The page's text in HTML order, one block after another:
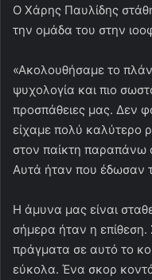
Ο Χάρης Παυλίδης
την ομάδα του στην
«Ακολουθήσαμε το
ψυχολογία και πιο
προσπάθειες μας. Δεν
είχαμε πολύ καλύτερο
στον παίκτη παραπάνω
Αυτά ήταν που έδωσαν
Η άμυνα μας είναι
σήμερα ήταν η
πράγματα σε αυτό το
εύκολα. Ένα σκορ